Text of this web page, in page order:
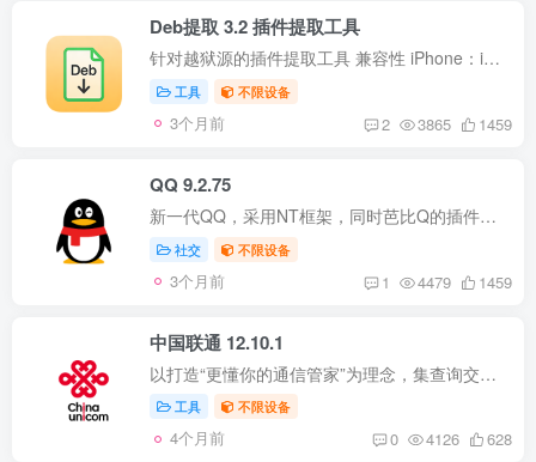
Deb提取 3.2 插件提取工具
针对越狱源的插件提取工具 兼容性 iPhone：iOS 14.0+ iPad：iPadOS 14.0+ 版本说明 更新至最新版； 修复一些BUG； 使用说明 先复制好越狱源； 打开此工具右上角点【...】； 弹出选项点【添加越...
工具 不限设备
3个月前 2 3865 1459
QQ 9.2.75
新一代QQ，采用NT框架，同时芭比Q的插件也发布； 兼容性 iPhone：iOS 14.0+ iPad：iPadOS 14.0+ 版本说明 更新至最新版； 注入图层助手_1.6； 使用说明 安装后直接打开即可使用； 插件说明 登陆...
社交 不限设备
3个月前 1 4479 1459
中国联通 12.10.1
以打造“更懂你的通信管家”为理念，集查询交费、业务办理、宽带智能家居、靓号终端、视频娱乐权益、餐饮出行优惠等多领域、全方位服务于一身，致力于为用户提供更优质的使用体验，创造更便捷、...
工具 不限设备
4个月前 0 4126 628